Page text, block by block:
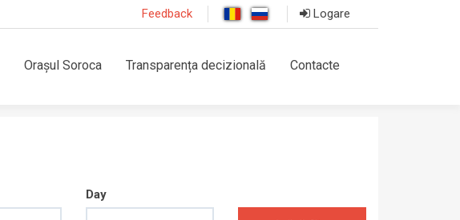
Feedback Logare
Orașul Soroca Transparența decizională Contacte
Day